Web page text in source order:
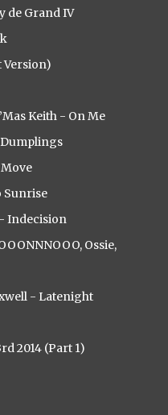
de Grand IV
Version)
Keith - On Me
Dumplings
Sunrise
Indecision
Ossie,
- Latenight
2014 (Part 1)